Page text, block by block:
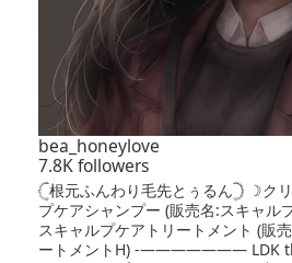
bea_honeylove
7.8K followers
𓊆根元ふんわり毛先とぅるん𓊇 ☽ク
プケアシャンプー (販売名:スキャル
スキャルプケアトリートメント (販
ートメントH) -——————— LDK